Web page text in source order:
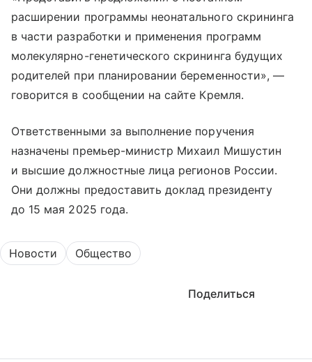
расширении программы неонатального скрининга
в части разработки и применения программ
молекулярно-генетического скрининга будущих
родителей при планировании беременности», —
говорится в сообщении на сайте Кремля.
Ответственными за выполнение поручения
назначены премьер-министр Михаил Мишустин
и высшие должностные лица регионов России.
Они должны предоставить доклад президенту
до 15 мая 2025 года.
Новости Общество
Поделиться